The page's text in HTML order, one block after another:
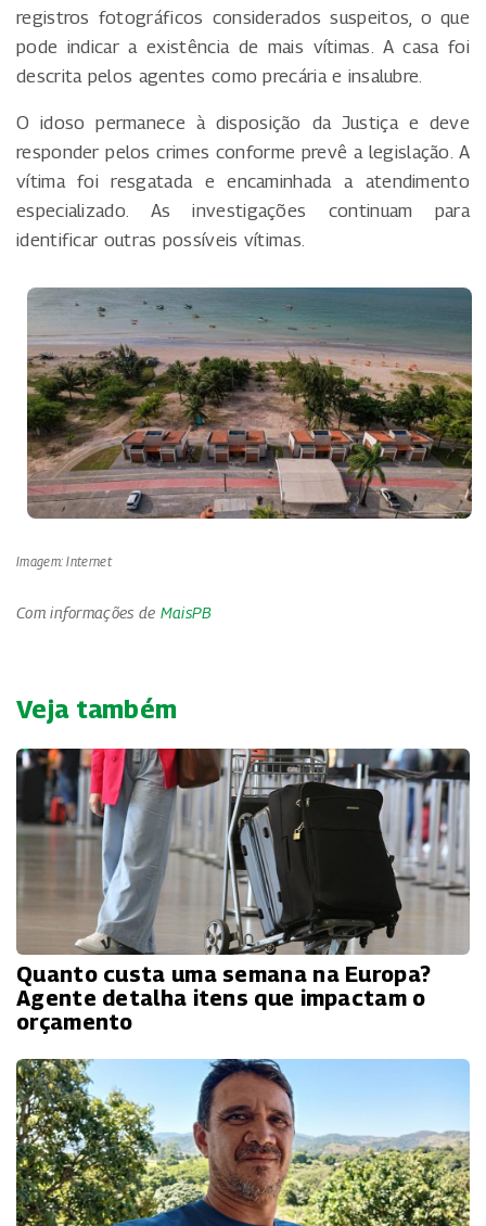
registros fotográficos considerados suspeitos, o que
pode indicar a existência de mais vítimas. A casa foi
descrita pelos agentes como precária e insalubre.
O idoso permanece à disposição da Justiça e deve
responder pelos crimes conforme prevê a legislação. A
vítima foi resgatada e encaminhada a atendimento
especializado. As investigações continuam para
identificar outras possíveis vítimas.
Imagem: Internet
Com informações de MaisPB
Veja também
Quanto custa uma semana na Europa?
Agente detalha itens que impactam o
orçamento